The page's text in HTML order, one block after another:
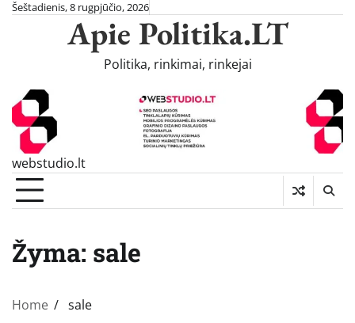
SkipŠeštadienis, 8 rugpjūčio, 2026
Apie Politika.LT
Politika, rinkimai, rinkejai
webstudio.lt
Žyma: sale
Home sale